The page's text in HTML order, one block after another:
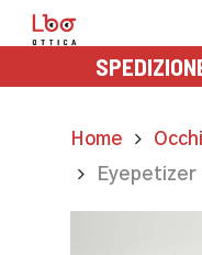
Skip
to
Home
Eyepetizer